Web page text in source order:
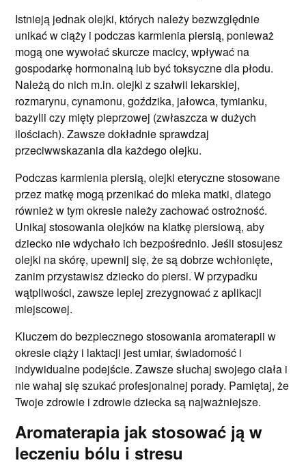
Istnieją jednak olejki, których należy bezwzględnie
unikać w ciąży i podczas karmienia piersią, ponieważ
mogą one wywołać skurcze macicy, wpływać na
gospodarkę hormonalną lub być toksyczne dla płodu.
Należą do nich m.in. olejki z szałwii lekarskiej,
rozmarynu, cynamonu, goździka, jałowca, tymianku,
bazylii czy mięty pieprzowej (zwłaszcza w dużych
ilościach). Zawsze dokładnie sprawdzaj
przeciwwskazania dla każdego olejku.
Podczas karmienia piersią, olejki eteryczne stosowane
przez matkę mogą przenikać do mleka matki, dlatego
również w tym okresie należy zachować ostrożność.
Unikaj stosowania olejków na klatkę piersiową, aby
dziecko nie wdychało ich bezpośrednio. Jeśli stosujesz
olejki na skórę, upewnij się, że są dobrze wchłonięte,
zanim przystawisz dziecko do piersi. W przypadku
wątpliwości, zawsze lepiej zrezygnować z aplikacji
miejscowej.
Kluczem do bezpiecznego stosowania aromaterapii w
okresie ciąży i laktacji jest umiar, świadomość i
indywidualne podejście. Zawsze słuchaj swojego ciała i
nie wahaj się szukać profesjonalnej porady. Pamiętaj, że
Twoje zdrowie i zdrowie dziecka są najważniejsze.
Aromaterapia jak stosować ją w
leczeniu bólu i stresu